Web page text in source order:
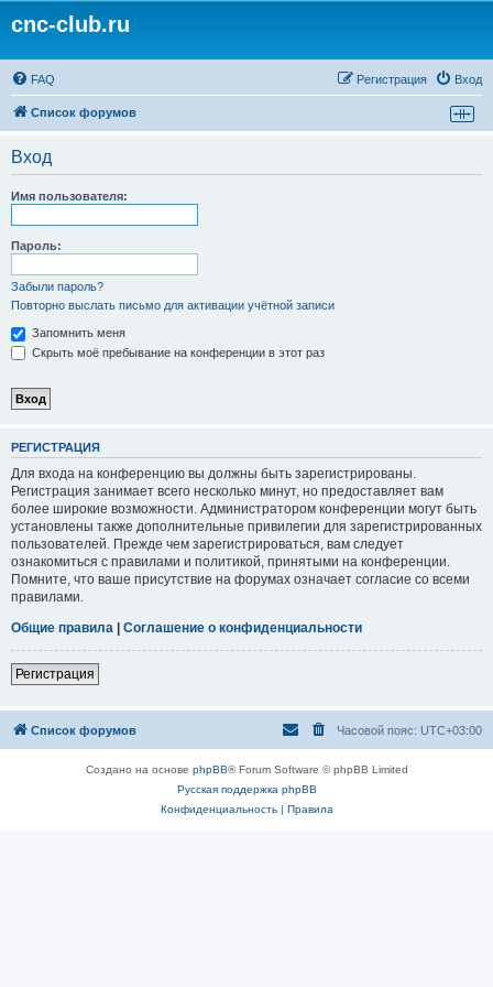
cnc-club.ru
FAQ Вход
Регистрация
Список форумов
Вход
Имя пользователя:
Пароль:
Забыли пароль?
Повторно выслать письмо для активации учётной записи
Запомнить меня
Скрыть моё пребывание на конференции в этот раз
РЕГИСТРАЦИЯ
Для входа на конференцию вы должны быть зарегистрированы.
Регистрация занимает всего несколько минут, но предоставляет вам
более широкие возможности. Администратором конференции могут быть
установлены также дополнительные привилегии для зарегистрированных
пользователей. Прежде чем зарегистрироваться, вам следует
ознакомиться с правилами и политикой, принятыми на конференции.
Помните, что ваше присутствие на форумах означает согласие со всеми
правилами.
Общие правила | Соглашение о конфиденциальности
Регистрация
Список форумов Часовой пояс: UTC+03:00
Создано на основе phpBB® Forum Software © phpBB Limited
Русская поддержка phpBB
Конфиденциальность| Правила